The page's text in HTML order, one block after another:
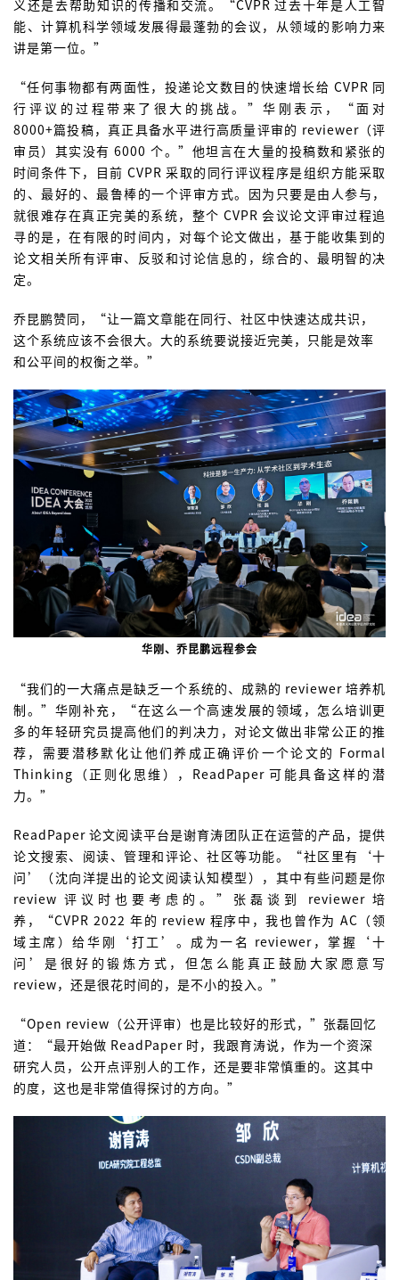
义还是去帮助知识的传播和交流。“CVPR 过去十年是人工智
能、计算机科学领域发展得最蓬勃的会议，从领域的影响力来
讲是第一位。”
“任何事物都有两面性，投递论文数目的快速增长给 CVPR 同
行评议的过程带来了很大的挑战。”华刚表示，“面对
8000+篇投稿，真正具备水平进行高质量评审的 reviewer（评
审员）其实没有 6000 个。”他坦言在大量的投稿数和紧张的
时间条件下，目前 CVPR 采取的同行评议程序是组织方能采取
的、最好的、最鲁棒的一个评审方式。因为只要是由人参与，
就很难存在真正完美的系统，整个 CVPR 会议论文评审过程追
寻的是，在有限的时间内，对每个论文做出，基于能收集到的
论文相关所有评审、反驳和讨论信息的，综合的、最明智的决
定。
乔昆鹏赞同，“让一篇文章能在同行、社区中快速达成共识，
这个系统应该不会很大。大的系统要说接近完美，只能是效率
和公平间的权衡之举。”
华刚、乔昆鹏远程参会
“我们的一大痛点是缺乏一个系统的、成熟的 reviewer 培养机
制。”华刚补充，“在这么一个高速发展的领域，怎么培训更
多的年轻研究员提高他们的判决力，对论文做出非常公正的推
荐，需要潜移默化让他们养成正确评价一个论文的 Formal
Thinking（正则化思维），ReadPaper 可能具备这样的潜
力。”
ReadPaper 论文阅读平台是谢育涛团队正在运营的产品，提供
论文搜索、阅读、管理和评论、社区等功能。“社区里有‘十
问’（沈向洋提出的论文阅读认知模型），其中有些问题是你
review 评议时也要考虑的。”张磊谈到 reviewer 培
养，“CVPR 2022 年的 review 程序中，我也曾作为 AC（领
域主席）给华刚‘打工’。成为一名 reviewer，掌握‘十
问’是很好的锻炼方式，但怎么能真正鼓励大家愿意写
review，还是很花时间的，是不小的投入。”
“Open review（公开评审）也是比较好的形式，”张磊回忆
道：“最开始做 ReadPaper 时，我跟育涛说，作为一个资深
研究人员，公开点评别人的工作，还是要非常慎重的。这其中
的度，这也是非常值得探讨的方向。”